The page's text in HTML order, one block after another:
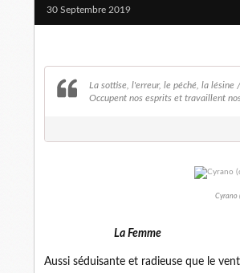
30 Septembre 2019
La sottise, l'erreur, le péché, la lésine /
Occupent nos esprits et travaillent
Cyrano
La Femme
Aussi séduisante et radieuse que le vent